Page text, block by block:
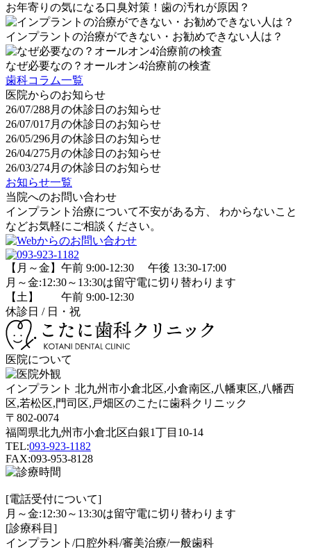
お年寄りの気になる口臭対策！歯の汚れが原因？
インプラントの治療ができない・お勧めできない人は？
なぜ必要なの？オールオン4治療前の検査
歯科コラム一覧
医院からのお知らせ
26/07/288月の休診日のお知らせ
26/07/01 7月の休診日のお知らせ
26/05/296月の休診日のお知らせ
26/04/275月の休診日のお知らせ
26/03/274月の休診日のお知らせ
お知らせ一覧
当院へのお問い合わせ
インプラント治療について不安がある方、 わからないこと
などお気軽にご相談ください。
【月～金】午前 9:00-12:30 午後 13:30-17:00
月～金:12:30～13:30は留守電に切り替わります
【土】 午前 9:00-12:30
休診日 / 日・祝
医院について
インプラント 北九州市小倉北区,小倉南区,八幡東区,八幡西
区,若松区,門司区,戸畑区のこたに歯科クリニック
〒802-0074
福岡県北九州市小倉北区白銀1丁目10-14
TEL:093-923-1182
FAX:093-953-8128
[電話受付について]
月～金:12:30～13:30は留守電に切り替わります
[診療科目]
インプラント/口腔外科/審美治療/一般歯科